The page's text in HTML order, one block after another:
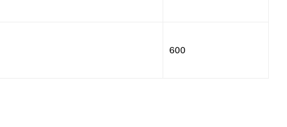
600